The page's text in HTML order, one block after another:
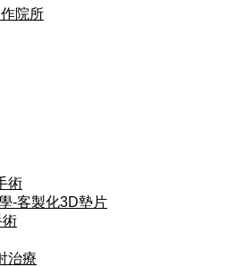
院所
術
-客製化3D墊片
術
治療